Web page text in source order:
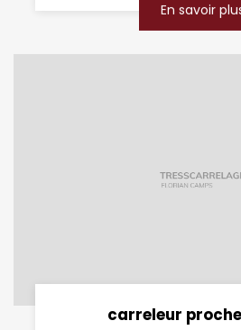
En savoir
carreleur